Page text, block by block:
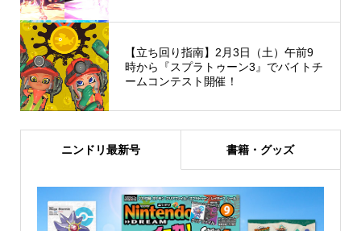
【立ち回り指南】2月3日（土）午前9
時から『スプラトゥーン3』でバイトチ
ームコンテスト開催！
ニンドリ最新号 書籍・グッズ